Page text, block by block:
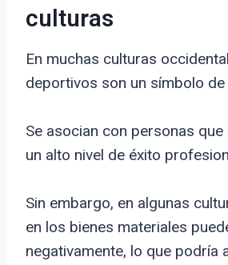
culturas
En muchas culturas
deportivos son un símbolo
Se asocian con personas que
un alto nivel de éxito
Sin embargo, en algunas
en los bienes materiales
negativamente, lo que podría